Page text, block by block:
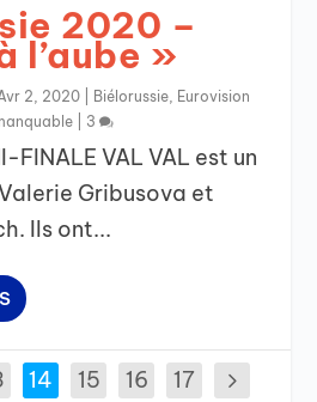
2020 –
l’aube »
2, 2020 Biélorussie Eurovision
3
FINALE VAL VAL est un
Gribusova et
Ils ont...
14 15 16 17